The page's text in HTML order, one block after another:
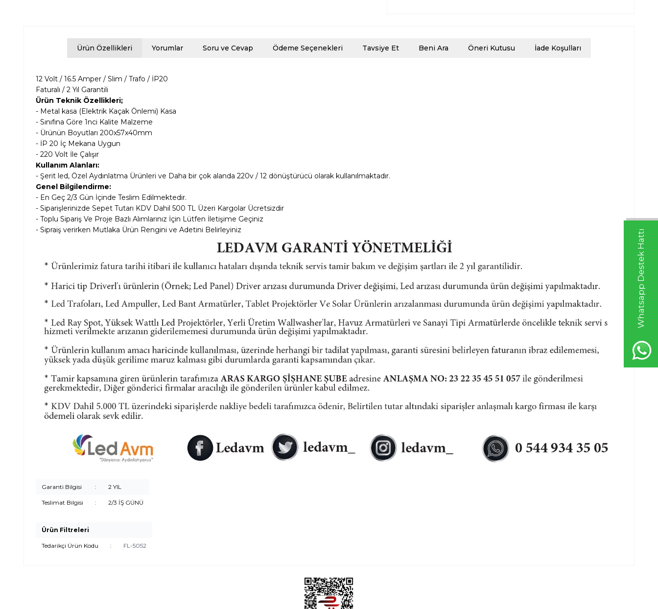
Whatsapp Destek Hattı
Ürün Özellikleri Yorumlar Soru ve Cevap Ödeme Seçenekleri Tavsiye Et Beni Ara Öneri Kutusu İade Koşulları
12 Volt / 16.5 Amper / Slim / Trafo / İP20
Faturalı / 2 Yıl Garantili
Ürün Teknik Özellikleri;
- Metal kasa (Elektrik Kaçak Önlemi) Kasa
- Sınıfına Göre 1nci Kalite Malzeme
- Ürünün Boyutları 200x57x40mm
- İP 20 İç Mekana Uygun
- 220 Volt İle Çalışır
Kullanım Alanları:
- Şerit led, Özel Aydınlatma Ürünleri ve Daha bir çok alanda 220v / 12 dönüştürücü olarak kullanılmaktadır.
Genel Bilgilendirme:
- En Geç 2/3 Gün İçinde Teslim Edilmektedir.
- Siparişlerinizde Sepet Tutarı KDV Dahil 500 TL Üzeri Kargolar Ücretsizdir
- Toplu Sipariş Ve Proje Bazlı Alımlarınız İçin Lütfen İletişime Geçiniz
- Sipraiş verirken Mutlaka Ürün Rengini ve Adetini Belirleyiniz
Garanti Bilgisi : 2 YIL
Teslimat Bilgisi : 2/3 İŞ GÜNÜ
Ürün Filtreleri
Tedarikçi Ürün Kodu : FL-5052